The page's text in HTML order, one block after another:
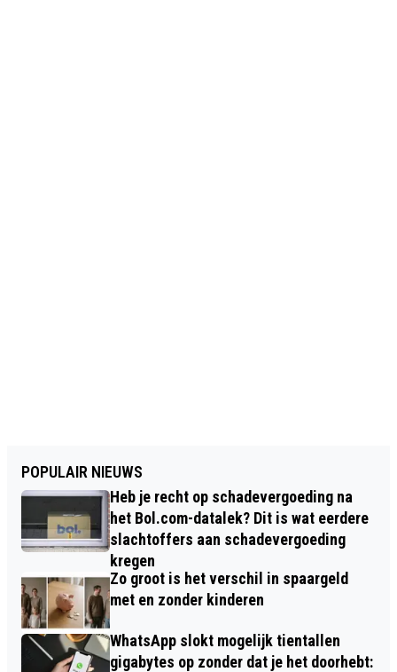
POPULAIR NIEUWS
Heb je recht op schadevergoeding na
het Bol.com-datalek? Dit is wat eerdere
slachtoffers aan schadevergoeding
kregen
Zo groot is het verschil in spaargeld
met en zonder kinderen
WhatsApp slokt mogelijk tientallen
gigabytes op zonder dat je het doorhebt: